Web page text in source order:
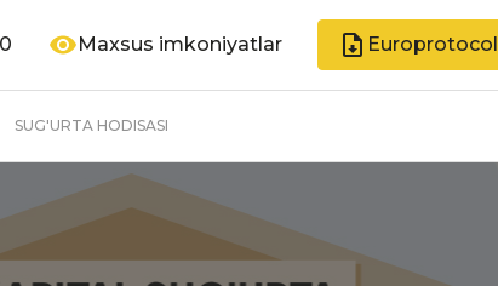
Maxsus imkoniyatlar Europrotocol
SUG'URTA HODISASI